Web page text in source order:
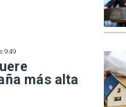
9:49
más alta